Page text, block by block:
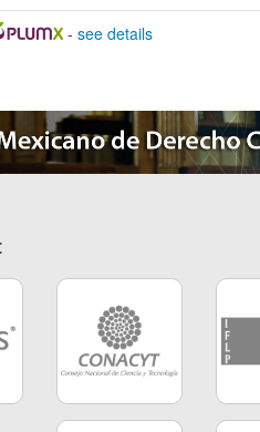
- see details